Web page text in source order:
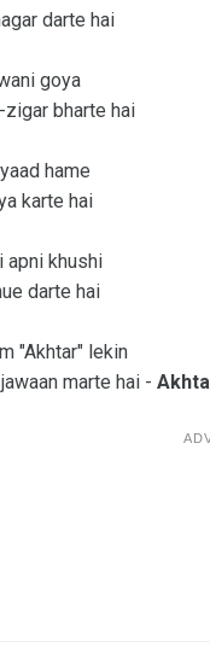
darte hai
goya
bharte hai
hame
karte hai
apni khushi
darte hai
"Akhtar" lekin
marte hai -